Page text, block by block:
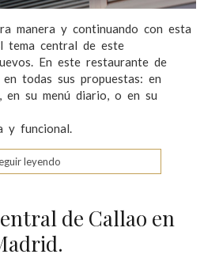
manera y continuando con esta
tema central de este
En este restaurante de
todas sus propuestas: en
en su menú diario, o en su
y funcional.
leyendo
de Callao en